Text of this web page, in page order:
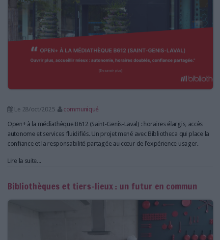
Le 28/oct/2025
communiqué
Open+ à la médiathèque B612 (Saint-Genis-Laval) : horaires élargis, accès
autonome et services fluidifiés. Un projet mené avec Bibliotheca qui place la
confiance et la responsabilité partagée au cœur de l’expérience usager.
Lire la suite...
Bibliothèques et tiers-lieux : un futur en commun